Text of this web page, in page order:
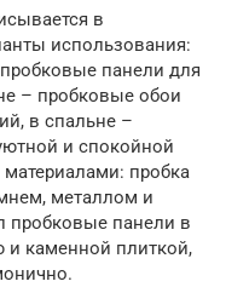
в
использования:
панели для
– пробковые обои
в спальне –
и спокойной
пробка
металлом и
пробковые панели в
и каменной плиткой,